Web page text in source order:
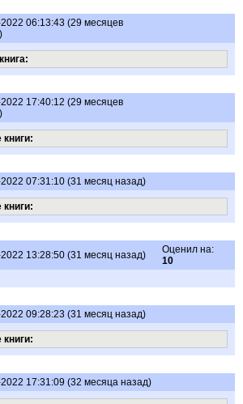
06:13:43 (29 месяцев
17:40:12 (29 месяцев
07:31:10 (31 месяц назад)
13:28:50 (31 месяц назад)
Оценил на:
10
09:28:23 (31 месяц назад)
17:31:09 (32 месяца назад)